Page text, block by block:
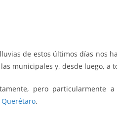
de estos últimos días nos
municipales y, desde luego, a
pero particularmente
.